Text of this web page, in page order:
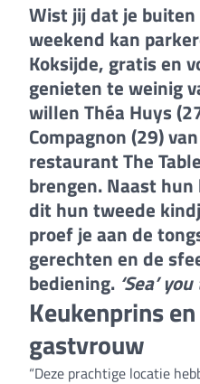
Wist jij dat je
weekend kan
Koksijde, gratis en
genieten te weinig
willen Théa Huys
Compagnon (29)
restaurant The
brengen. Naast
dit hun tweede
proef je aan de
gerechten en de
bediening. ‘Sea’
Keukenprins
gastvrouw
“Deze prachtige locatie